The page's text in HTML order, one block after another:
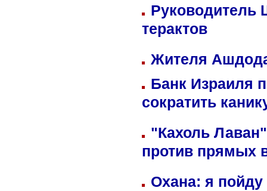
Руководитель
терактов
Жителя
Банк Израиля
сократить
"Кахоль
против прямых
Охана: я пойду